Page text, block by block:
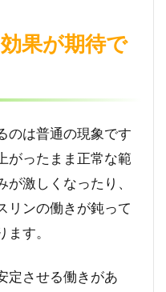
果が期待で
のは普通の現象です
がったまま正常な範
激しくなったり、
リンの働きが鈍って
す。
定させる働きがあ